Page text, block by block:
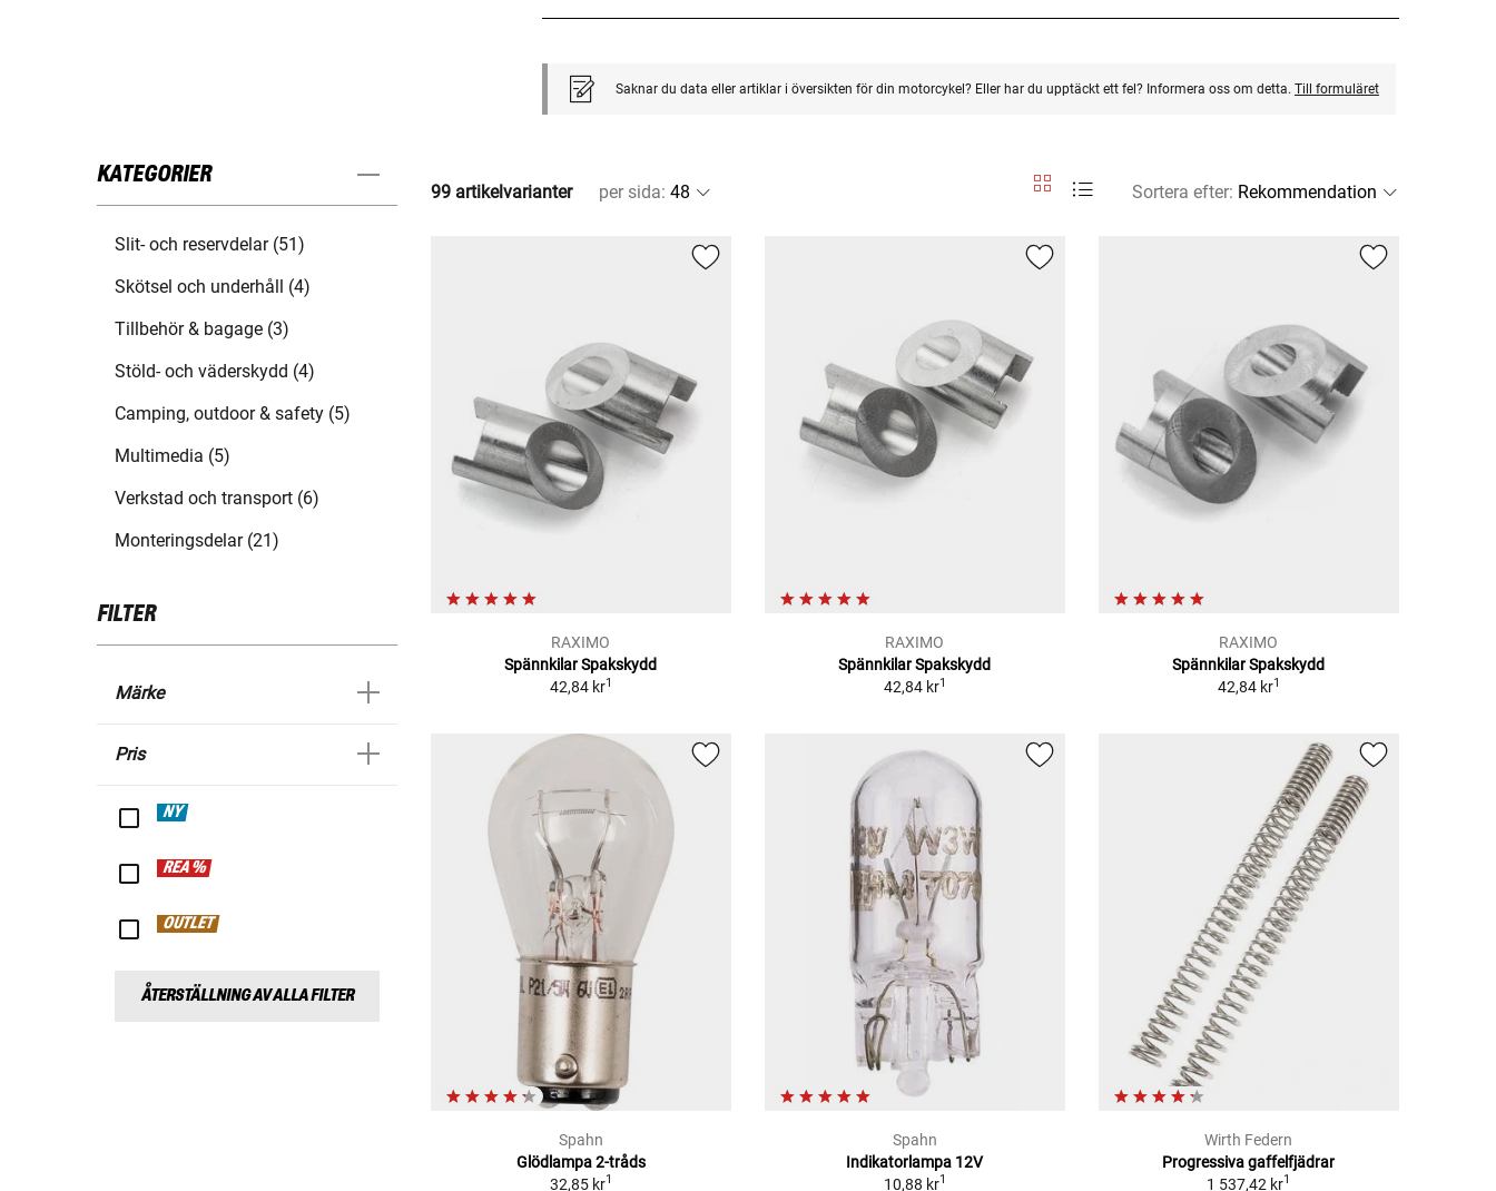
Saknar du data eller artiklar i översikten för din motorcykel? Eller har du upptäckt ett fel? Informera oss om detta. Till formuläret
KATEGORIER
Slit- och reservdelar (51)
Skötsel och underhåll (4)
Tillbehör & bagage (3)
Stöld- och väderskydd (4)
Camping, outdoor & safety (5)
Multimedia (5)
Verkstad och transport (6)
Monteringsdelar (21)
FILTER
Märke
Pris
NY
REA %
OUTLET
ÅTERSTÄLLNING AV ALLA FILTER
99 artikelvarianter per sida: Sortera efter:
RAXIMO
Spännkilar Spakskydd
42,84 kr1
RAXIMO
Spännkilar Spakskydd
42,84 kr1
RAXIMO
Spännkilar Spakskydd
42,84 kr1
Spahn
Glödlampa 2-tråds
32,85 kr1
Spahn
Indikatorlampa 12V
10,88 kr1
Wirth Federn
Progressiva gaffelfjädrar
1 537,42 kr1